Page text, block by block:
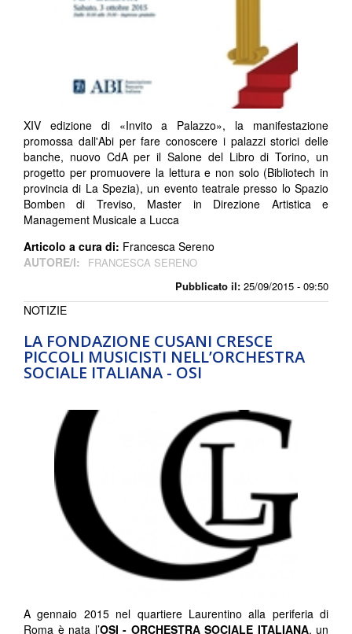
Pubblicato il: 25/09/2015 - 09:50
XIV edizione di «Invito a Palazzo», la manifestazione
promossa dall'Abi per fare conoscere i palazzi storici delle
banche, nuovo CdA per il Salone del Libro di Torino, un
progetto per promuovere la lettura e non solo (Bibliotech in
provincia di La Spezia), un evento teatrale presso lo Spazio
Bomben di Treviso, Master in Direzione Artistica e
Management Musicale a Lucca
Articolo a cura di: Francesca Sereno
AUTORE/I:
FRANCESCA SERENO
LA FONDAZIONE CUSANI CRESCE
PICCOLI MUSICISTI NELL’ORCHESTRA
SOCIALE ITALIANA - OSI
NOTIZIE
A gennaio 2015 nel quartiere Laurentino alla periferia di
Roma è nata l’OSI - ORCHESTRA SOCIALE ITALIANA, un